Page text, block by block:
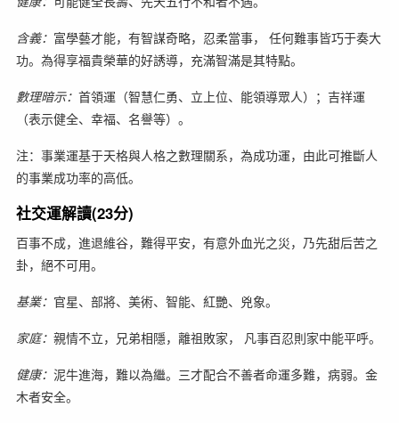
含義： 富學藝才能，有智謀奇略，忍柔當事， 任何難事皆巧于奏大
功。為得享福貴榮華的好誘導，充滿智滿是其特點。
數理暗示： 首領運（智慧仁勇、立上位、能領導眾人）；吉祥運
（表示健全、幸福、名譽等）。
注：事業運基于天格與人格之數理關系，為成功運，由此可推斷人
的事業成功率的高低。
社交運解讀(23分)
百事不成，進退維谷，難得平安，有意外血光之災，乃先甜后苦之
卦，絕不可用。
基業： 官星、部將、美術、智能、紅艷、兇象。
家庭： 親情不立，兄弟相隱，離祖敗家， 凡事百忍則家中能平呼。
健康： 泥牛進海，難以為繼。三才配合不善者命運多難，病弱。金
木者安全。